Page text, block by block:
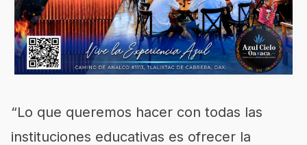
“Lo que queremos hacer con todas las
instituciones educativas es ofrecer la